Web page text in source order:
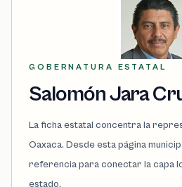
GOBERNATURA ESTATAL
Salomón Jara
La ficha estatal concentra la
Oaxaca. Desde esta página
referencia para conectar la capa
estado.